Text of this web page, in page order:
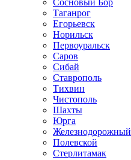
Сосновый Бор
Таганрог
Егорьевск
Норильск
Первоуральск
Саров
Сибай
Ставрополь
Тихвин
Чистополь
Шахты
Юрга
Железнодорожный
Полевской
Стерлитамак